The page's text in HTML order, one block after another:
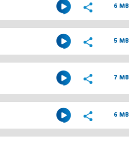
6 MB
5 MB
7 MB
6 MB